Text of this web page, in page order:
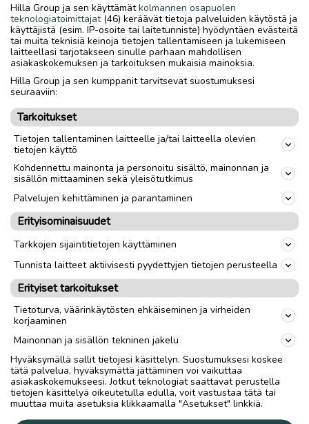
-Emo: ASUS TUF GAMING B560M-PLUS WIFI micro-ATX
-Muistit: Kingston Fury 3200 C16D4/8GX 2x8 GB
- Näyttis: Asus ROG Strix GTX1080Ti 11GB
-Näyttö: Asus VG248
-Kaiuttimet: Creative Labs T3150
-Näppis: Logitech K120
-Hiiri: Logitech M171
-Hiirimatto
-Windows 11 PRO
Toimitus Nouto
link
Ilmoittaja:Kylmakalle
Katso ilmoittajan kaikki ilmoitukset(13
Hilla Group ja sen käyttämätkolmannen osapuolen
teknologiatoimittajat(46) keräävät tietoja palveluiden käytöstä ja
käyttäjistä (esim. IP-osoite tai laitetunniste) hyödyntäen evästeitä
tai muita teknisiä keinoja tietojen tallentamiseen ja lukemiseen
laitteellasi tarjotakseen sinulle parhaan mahdollisen
asiakaskokemuksen ja tarkoituksen mukaisia mainoksia.
Hilla Group ja sen kumppanit tarvitsevat suostumuksesi
seuraaviin:
Tarkoitukset
Tietojen tallentaminen laitteelle ja/tai laitteella olevien
tietojen käyttö
Kohdennettu mainonta ja personoitu sisältö, mainonnan ja
sisällön mittaaminen sekä yleisötutkimus
Palvelujen kehittäminen ja parantaminen
Erityisominaisuudet
Tarkkojen sijaintitietojen käyttäminen
Tunnista laitteet aktiivisesti pyydettyjen tietojen perusteella
Erityiset tarkoitukset
Tietoturva, väärinkäytösten ehkäiseminen ja virheiden
korjaaminen
Mainonnan ja sisällön tekninen jakelu
Hyväksymällä sallit tietojesi käsittelyn. Suostumuksesi koskee
tätä palvelua, hyväksymättä jättäminen voi vaikuttaa
asiakaskokemukseesi. Jotkut teknologiat saattavat perustella
tietojen käsittelyä oikeutetulla edulla, voit vastustaa tätä tai
muuttaa muita asetuksia klikkaamalla "Asetukset" linkkiä.